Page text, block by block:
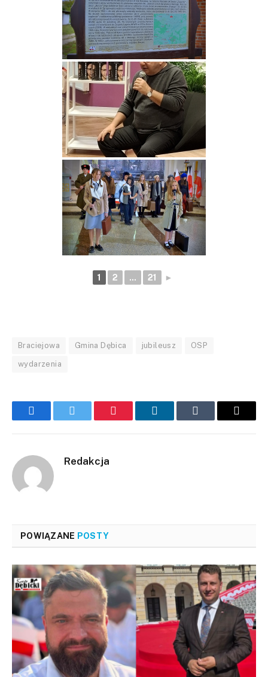
1 2 ... 21 ►
Braciejowa Gmina Dębica jubileusz OSP
wydarzenia
FacebookTwitter Pinterest LinkedInTumblr Email
Redakcja
POWIĄZANE POSTY